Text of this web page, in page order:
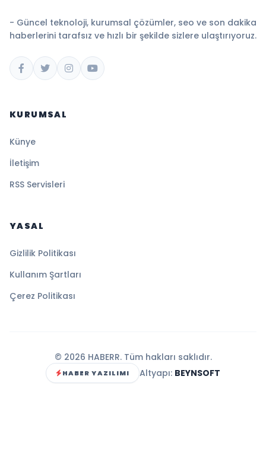
- Güncel teknoloji, kurumsal çözümler, seo ve son dakika
haberlerini tarafsız ve hızlı bir şekilde sizlere ulaştırıyoruz.
KURUMSAL
Künye
İletişim
RSS Servisleri
YASAL
Gizlilik Politikası
Kullanım Şartları
Çerez Politikası
© 2026 HABERR. Tüm hakları saklıdır.
HABER YAZILIMI Altyapı: BEYNSOFT